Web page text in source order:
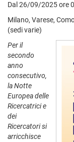
Dal 26/09/2025 ore
Milano, Varese,
(sedi varie)
Per il
secondo
anno
consecutivo,
la Notte
Europea delle
Ricercatrici e
dei
Ricercatori si
arricchisce